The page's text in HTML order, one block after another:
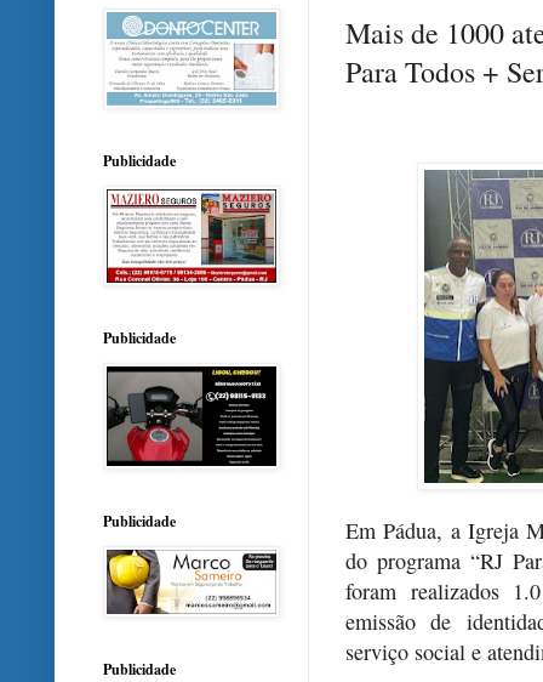
Mais de 1000
Para Todos +
Em Pádua, a Igreja
do programa “RJ
foram realizados
emissão de
serviço social e
Publicidade
Publicidade
Publicidade
Publicidade